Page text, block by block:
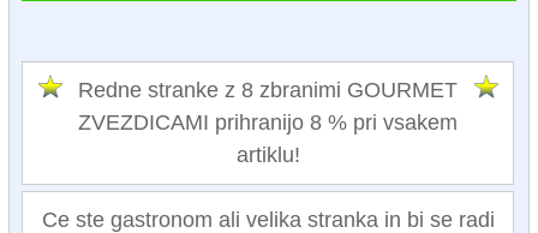
Redne stranke z 8 zbranimi GOURMET
ZVEZDICAMI prihranijo 8 % pri vsakem
artiklu!
Ce ste gastronom ali velika stranka in bi se radi